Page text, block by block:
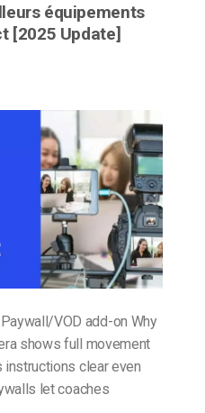
équipements
[2025 Update]
VOD add-on Why
shows full movement
clear even
let coaches